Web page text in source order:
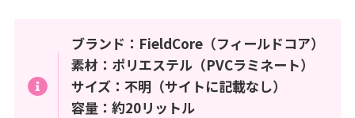
ブランド：FieldCore（フィールドコア）
素材：ポリエステル（PVCラミネート）
サイズ：不明（サイトに記載なし）
容量：約20リットル